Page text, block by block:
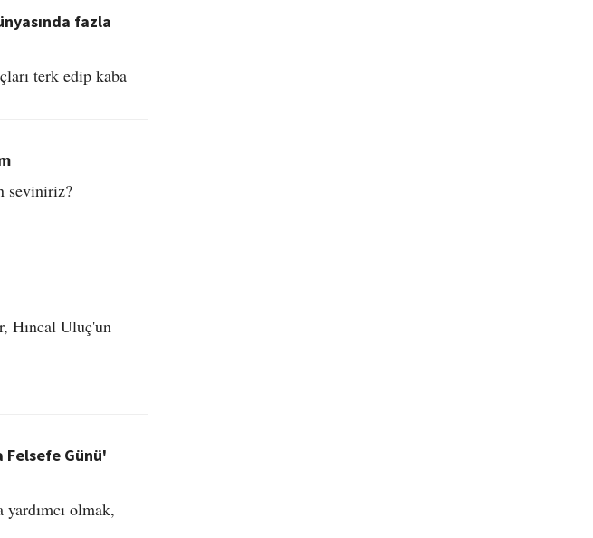
fazla
terk edip kaba
seviniriz?
Hıncal Uluç'un
Felsefe Günü'
olmak,